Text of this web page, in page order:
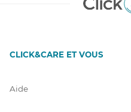
CLICK&CARE ET VOUS
Aide